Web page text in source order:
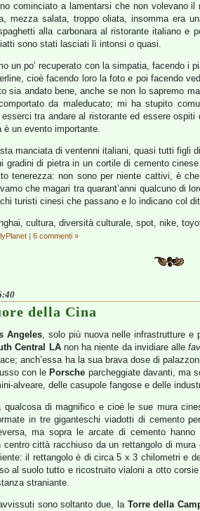
cominciato a lamentarsi che non volevano
mezza salata, troppo oliata, insomma era
alla carbonara al ristorante italiano e
sono stati lasciati lì intonsi o quasi.
un po’ recuperato con la simpatia, facendo i
cioè facendo loro la foto e poi facendo
sia andato bene, anche se non lo sapremo
da maleducato; mi ha stupito
tra andare al ristorante ed essere
un evento importante.
manciata di ventenni italiani, quasi tutti figli
gradini di pietra in un cortile di cemento
tenerezza: non sono per niente cattivi, è
che magari tra quarant’anni qualcuno di
turisti cinesi che passano e lo indicano col
cultura, diversità culturale, spot, nike,
| 6 commenti »
della Cina
Angeles, solo più nuova nelle infrastrutture e
Central LAnon ha niente da invidiare alle
anch’essa ha la sua brava dose di
con le Porsche parcheggiate davanti, ma
alveare, delle casupole fangose e delle
qualcosa di magnifico e cioé le sue mura
in tre giganteschi viadotti di cemento
ma sopra le arcate di cemento
centro città racchiuso da un rettangolo di
il rettangolo è di circa 5 x 3 chilometri e
al suolo tutto e ricostruito vialoni a otto
straniante.
sono soltanto due, la Torre della